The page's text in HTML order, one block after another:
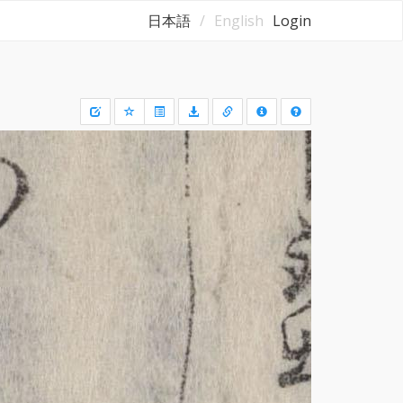
日本語 English Login
Draw
rectangle